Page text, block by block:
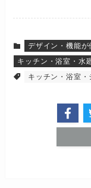
デザイン・機能
キッチン・浴室・水
キッチン・浴室・